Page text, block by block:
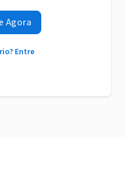
Agora
Entre